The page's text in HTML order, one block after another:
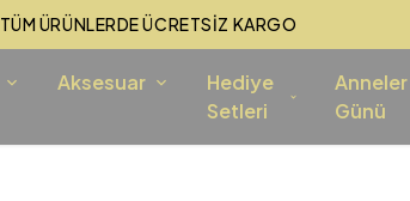
TÜM ÜRÜNLERDE ÜCRETSİZ KARGO
Aksesuar
Hediye
Setleri
Anneler
Günü